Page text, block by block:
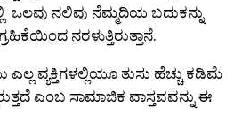
ಒಲವು ನಲಿವು ನೆಮ್ಮದಿಯ ಬದುಕನ್ನು
ನರಳುತ್ತಿರುತ್ತಾನೆ.
ವ್ಯಕ್ತಿಗಳಲ್ಲಿಯೂ ತುಸು ಹೆಚ್ಚು ಕಡಿಮೆ
ಎಂಬ ಸಾಮಾಜಿಕ ವಾಸ್ತವವನ್ನು ಈ